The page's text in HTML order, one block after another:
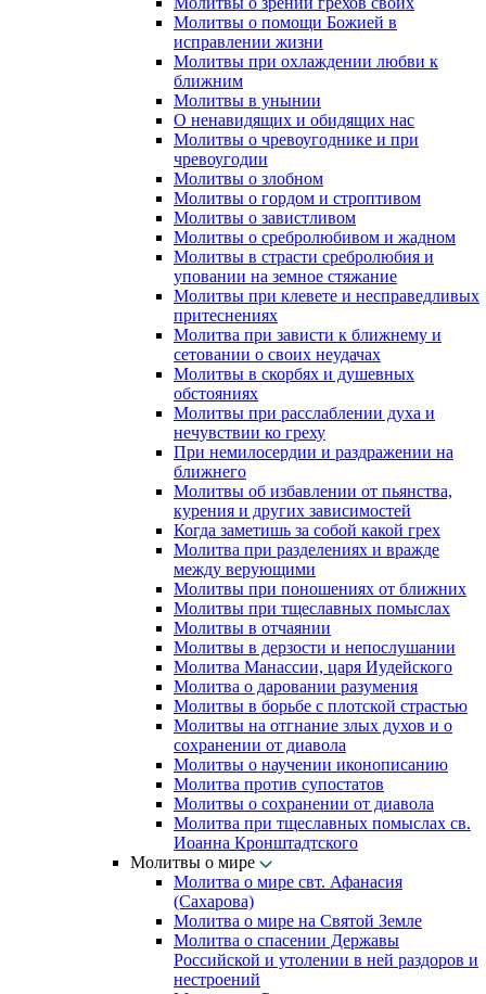
Молитвы о помощи Божией в
исправлении жизни
Молитвы при охлаждении любви к
ближним
Молитвы в унынии
О ненавидящих и обидящих нас
Молитвы о чревоугоднике и при
чревоугодии
Молитвы о злобном
Молитвы о гордом и строптивом
Молитвы о завистливом
Молитвы о сребролюбивом и жадном
Молитвы в страсти сребролюбия и
уповании на земное стяжание
Молитвы при клевете и несправедливых
притеснениях
Молитва при зависти к ближнему и
сетовании о своих неудачах
Молитвы в скорбях и душевных
обстояниях
Молитвы при расслаблении духа и
нечувствии ко греху
При немилосердии и раздражении на
ближнего
Молитвы об избавлении от пьянства,
курения и других зависимостей
Когда заметишь за собой какой грех
Молитва при разделениях и вражде
между верующими
Молитвы при поношениях от ближних
Молитвы при тщеславных помыслах
Молитвы в отчаянии
Молитвы в дерзости и непослушании
Молитва Манассии, царя Иудейского
Молитва о даровании разумения
Молитвы в борьбе с плотской страстью
Молитвы на отгнание злых духов и о
сохранении от диавола
Молитвы о научении иконописанию
Молитва против супостатов
Молитвы о сохранении от диавола
Молитва при тщеславных помыслах св.
Иоанна Кронштадтского
Молитвы о мире
Молитва о мире свт. Афанасия
(Сахарова)
Молитва о мире на Святой Земле
Молитва о спасении Державы
Российской и утолении в ней раздоров и
нестроений